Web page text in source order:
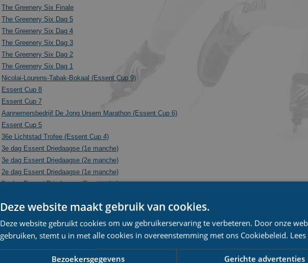
The Greenery Six Finale
The Greenery Six Dag 5
The Greenery Six Dag 4
The Greenery Six Dag 3
The Greenery Six Dag 2
The Greenery Six Dag 1
Nicolai-Lourens-Tabak-Bokaal (Essent Cup 9)
Essent Cup 8
Essent Cup 7
Aannemersbedrijf De Jong Ursem Marathon (Essent Cup 6)
Essent Cup 5
36e Lichtstad Trofee (Essent Cup 4)
3e dag Essent Driedaagse (1e manche)
3e dag Essent Driedaagse (2e manche)
2e dag Essent Driedaagse (1e manche)
2e dag Essent Driedaagse (2e manche)
1e dag Essent Driedaagse (2e manche)
Groenehartsport.nl Marathon (Essent Cup 3)
Essent Cup 2
35e Jaap Eden Trofee (Essent Cup 1)
Deze website maakt gebruik van cookies.
Deze website gebruikt cookies om uw gebruikerservaring te verbeteren. Door onze
gebruiken, stemt u in met alle cookies in overeenstemming met ons Cookiebeleid.
Bezoekersgegevens Gerichte advertenties